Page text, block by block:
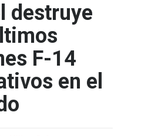
destruye
F-14
en el